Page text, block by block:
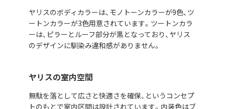
ヤリスのボディカラーは、モノトーンカラーが9色、ツ
ートンカラーが3色用意されています。ツートンカラ
ーは、ピラーとルーフ部分が黒となっており、ヤリス
のデザインに馴染み違和感がありません。
ヤリスの室内空間
無駄を落として広さと快適さを確保、というコンセプ
トのもとで室内区間は設計されています。内装色はブ